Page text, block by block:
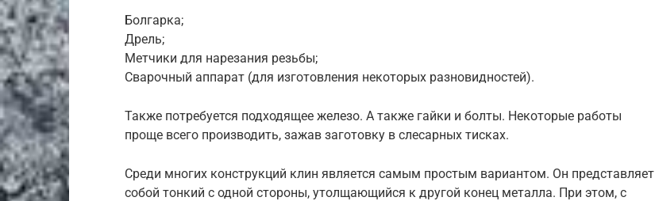
Болгарка;
Дрель;
Метчики для нарезания резьбы;
Сварочный аппарат (для изготовления некоторых разновидностей).
Также потребуется подходящее железо. А также гайки и болты. Некоторые работы
проще всего производить, зажав заготовку в слесарных тисках.
Среди многих конструкций клин является самым простым вариантом. Он представляет
собой тонкий с одной стороны, утолщающийся к другой конец металла. При этом, с